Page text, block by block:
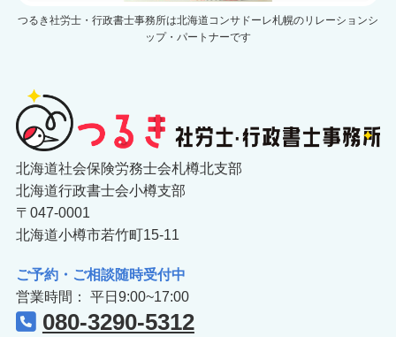
つるき社労士・行政書士事務所は北海道コンサドーレ札幌のリレーションシ
ップ・パートナーです
北海道社会保険労務士会札樽北支部
北海道行政書士会小樽支部
〒047-0001
北海道小樽市若竹町15-11
ご予約・ご相談随時受付中
営業時間： 平日9:00~17:00
080-3290-5312